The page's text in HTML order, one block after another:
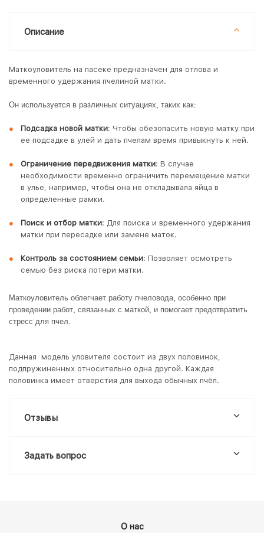
Описание
Маткоуловитель на пасеке предназначен для отлова и
временного удержания пчелиной матки.
Он используется в различных ситуациях, таких как:
Подсадка новой матки: Чтобы обезопасить новую матку при
ее подсадке в улей и дать пчелам время привыкнуть к ней.
Ограничение передвижения матки: В случае
необходимости временно ограничить перемещение матки
в улье, например, чтобы она не откладывала яйца в
определенные рамки.
Поиск и отбор матки: Для поиска и временного удержания
матки при пересадке или замене маток.
Контроль за состоянием семьи: Позволяет осмотреть
семью без риска потери матки.
Маткоуловитель облегчает работу пчеловода, особенно при
проведении работ, связанных с маткой, и помогает предотвратить
стресс для пчел.
Данная модель уловителя состоит из двух половинок,
подпружиненных относительно одна другой. Каждая
половинка имеет отверстия для выхода обычных пчёл.
Отзывы
Задать вопрос
О нас